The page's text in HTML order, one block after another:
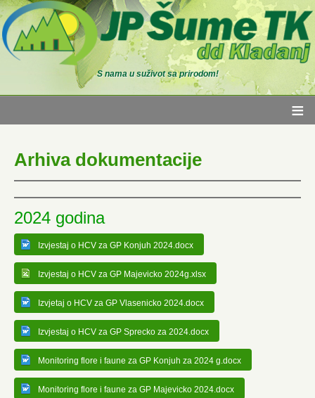
S nama u suživot sa prirodom!
≡
Arhiva dokumentacije
2024 godina
Izvjestaj o HCV za GP Konjuh 2024.docx
Izvjestaj o HCV za GP Majevicko 2024g.xlsx
Izvjetaj o HCV za GP Vlasenicko 2024.docx
Izvjestaj o HCV za GP Sprecko za 2024.docx
Monitoring flore i faune za GP Konjuh za 2024 g.docx
Monitoring flore i faune za GP Majevicko 2024.docx